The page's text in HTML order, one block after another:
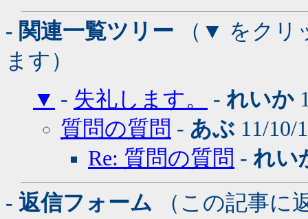
- 関連一覧ツリー （▼ をクリ
ます）
▼ - 失礼します。 - れいか
質問の質問 - あぶ 11/10/
Re: 質問の質問 - れい
- 返信フォーム （この記事に